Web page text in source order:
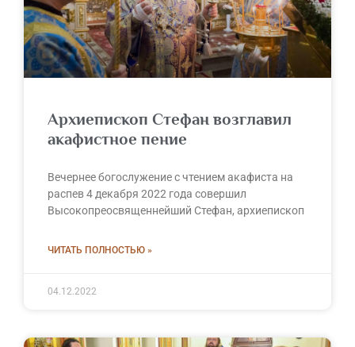
Архиепископ Стефан возглавил
акафистное пение
Вечернее богослужение с чтением акафиста на
распев 4 декабря 2022 года совершил
Высокопреосвященнейший Стефан, архиепископ
ЧИТАТЬ ПОЛНОСТЬЮ »
04.12.2022